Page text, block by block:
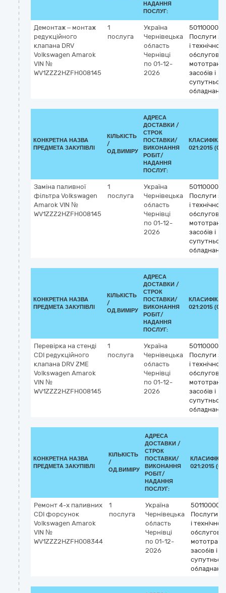
НАДАННЯ
ПОСЛУГ:
Демонтаж – монтаж
редукційного
клапана DRV
Volkswagen Amarok
VIN №
WV1ZZZ2HZFH008145
1
послуга
Україна
Чернівецька
область
Чернівці
по 01-12-
2026
50110000-9
Послуги з
і
засобів і
КОНКРЕТНА НАЗВА
ПРЕДМЕТА ЗАКУПІВЛІ
КІЛЬКІСТЬ
/
ОД.ВИМІРУ
АДРЕСА
ДОСТАВКИ /
СТРОК
ПОСТАВКИ/
ВИКОНАННЯ
РОБІТ/
НАДАННЯ
ПОСЛУГ:
021:2015
Заміна паливної
фільтра Volkswagen
Amarok VIN №
WV1ZZZ2HZFH008145
1
послуга
Україна
Чернівецька
область
Чернівці
по 01-12-
2026
50110000-9
Послуги з
і
засобів і
КОНКРЕТНА НАЗВА
ПРЕДМЕТА ЗАКУПІВЛІ
КІЛЬКІСТЬ
/
ОД.ВИМІРУ
АДРЕСА
ДОСТАВКИ /
СТРОК
ПОСТАВКИ/
ВИКОНАННЯ
РОБІТ/
НАДАННЯ
ПОСЛУГ:
021:2015
Перевірка на стенді
CDI редукційного
клапана DRV ZME
Volkswagen Amarok
VIN №
WV1ZZZ2HZFH008145
1
послуга
Україна
Чернівецька
область
Чернівці
по 01-12-
2026
50110000-9
Послуги з
і
засобів і
КОНКРЕТНА НАЗВА
ПРЕДМЕТА ЗАКУПІВЛІ
КІЛЬКІСТЬ
/
ОД.ВИМІРУ
АДРЕСА
ДОСТАВКИ /
СТРОК
ПОСТАВКИ/
ВИКОНАННЯ
РОБІТ/
НАДАННЯ
ПОСЛУГ:
021:2015
Ремонт 4-х паливних
СDI форсунок
Volkswagen Amarok
VIN №
WV1ZZZ2HZFH008344
1
послуга
Україна
Чернівецька
область
Чернівці
по 01-12-
2026
50110000-
Послуги з
і
засобів і